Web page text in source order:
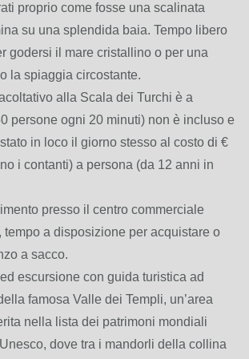
proprio come fosse una scalinata
su una splendida baia. Tempo libero
godersi il mare cristallino o per una
la spiaggia circostante.
alla Scala dei Turchi è a
persone ogni 20 minuti) non è incluso e
in loco il giorno stesso al costo di €
i contanti) a persona (da 12 anni in
presso il centro commerciale
tempo a disposizione per acquistare o
a sacco.
escursione con guida turistica ad
famosa Valle dei Templi, un’area
nella lista dei patrimoni mondiali
dove tra i mandorli della collina